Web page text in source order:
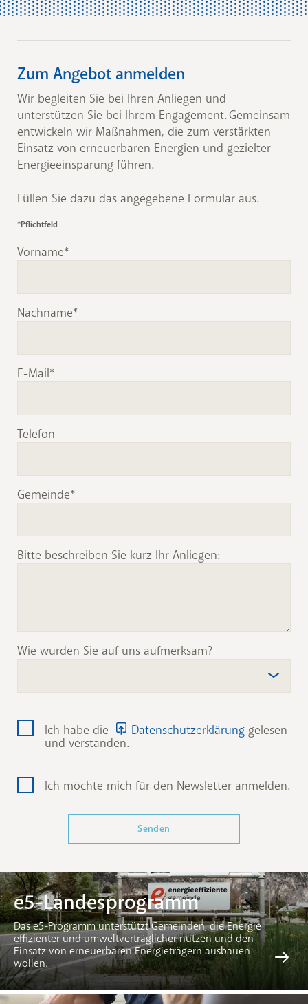
Zum Angebot anmelden
Wir begleiten Sie bei Ihren Anliegen und
unterstützen Sie bei Ihrem Engagement. Gemeinsam
entwickeln wir Maßnahmen, die zum verstärkten
Einsatz von erneuerbaren Energien und gezielter
Energieeinsparung führen.
Füllen Sie dazu das angegebene Formular aus.
*Pflichtfeld
Vorname
Nachname
E-Mail
Telefon
Gemeinde
Bitte beschreiben Sie kurz Ihr Anliegen:
Wie wurden Sie auf uns aufmerksam?
Ich habe die Datenschutzerklärung gelesen
und verstanden.
Ich möchte mich für den Newsletter anmelden.
e5-Landesprogramm
Das e5-Programm unterstützt Gemeinden, die Energie
effizienter und umweltverträglicher nutzen und den
Einsatz von erneuerbaren Energieträgern ausbauen
wollen.